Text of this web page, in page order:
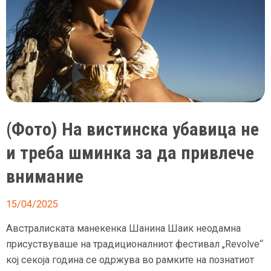
(Фото) На вистинска убавица не
и треба шминка за да привлече
внимание
15/04/2025
Австралиската манекенка Шанина Шаик неодамна
присуствуваше на традиционалниот фестивал „Revolve“
кој секоја година се одржува во рамките на познатиот